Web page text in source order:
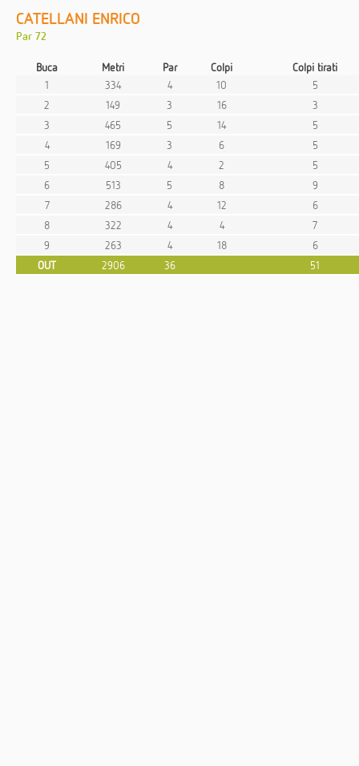
CATELLANI ENRICO
Par 72
Buca Metri Par Colpi
Colpi tirati
1
334 4 10
5
2
149 3 16
3
3
465 5 14
5
4
169 3 6
5
5
405 4 2
5
6
513 5 8
9
7
286 4 12
6
8
322 4 4
7
9
263 4 18
6
OUT
2906 36 51